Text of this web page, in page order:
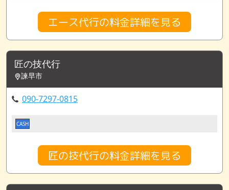
エース代行の料金詳細を見る
匠の技代行
諫早市
090-7297-0815
CASH
匠の技代行の料金詳細を見る